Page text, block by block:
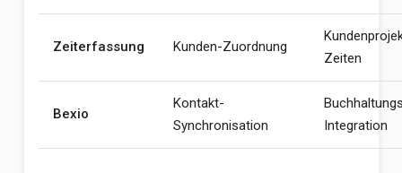
Zeiterfassung Kunden-Zuordnung
Zeiten
Bexio
Kontakt-
Synchronisation
Integration